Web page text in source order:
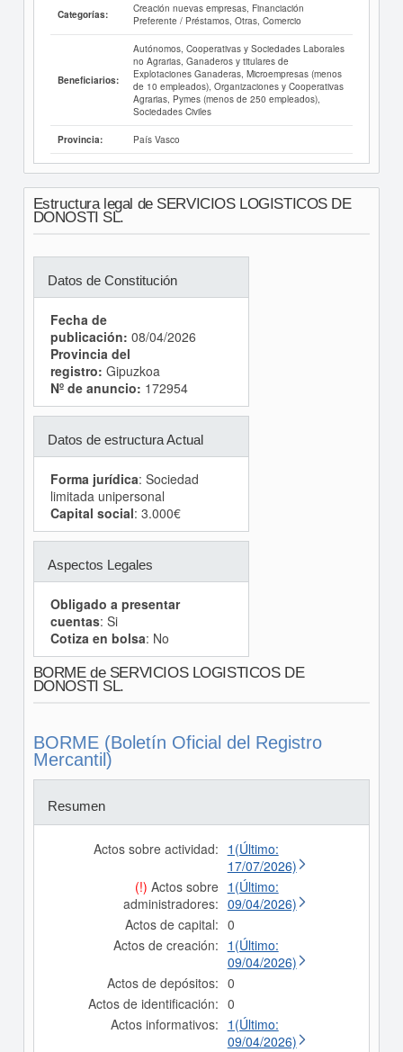
Categorías:
Creación nuevas empresas, Financiación
Preferente / Préstamos, Otras, Comercio
Beneficiarios:
Autónomos, Cooperativas y Sociedades Laborales
no Agrarias, Ganaderos y titulares de
Explotaciones Ganaderas, Microempresas (menos
de 10 empleados), Organizaciones y Cooperativas
Agrarias, Pymes (menos de 250 empleados),
Sociedades Civiles
Provincia: País Vasco
Estructura legal de SERVICIOS LOGISTICOS DE
DONOSTI SL.
Datos de Constitución
Fecha de
publicación: 08/04/2026
Provincia del
registro: Gipuzkoa
Nº de anuncio: 172954
Datos de estructura Actual
Forma jurídica: Sociedad
limitada unipersonal
Capital social: 3.000€
Aspectos Legales
Obligado a presentar
cuentas: Si
Cotiza en bolsa: No
BORME de SERVICIOS LOGISTICOS DE
DONOSTI SL.
BORME (Boletín Oficial del Registro
Mercantil)
Resumen
Actos sobre actividad: 1(Último:
17/07/2026)
(!) Actos sobre
administradores:
1(Último:
09/04/2026)
Actos de capital: 0
Actos de creación: 1(Último:
09/04/2026)
Actos de depósitos: 0
Actos de identificación: 0
Actos informativos: 1(Último:
09/04/2026)